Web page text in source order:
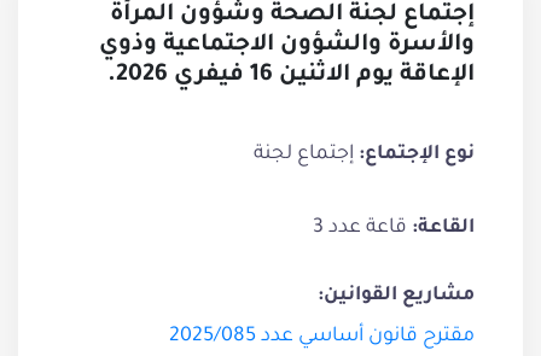
إجتماع لجنة الصحة وشؤون المرأة
والأسرة والشؤون الاجتماعية وذوي
الإعاقة يوم الاثنين 16 فيفري 2026.
نوع الإجتماع: إجتماع لجنة
القاعة: قاعة عدد 3
مشاريع القوانين:
مقترح قانون أساسي عدد 2025/085